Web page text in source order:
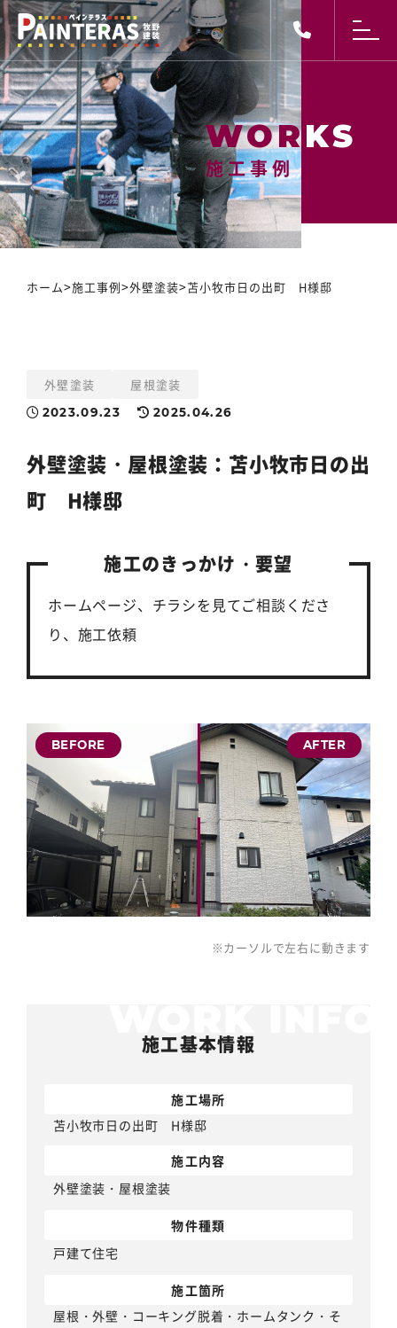
施工事例
施工事例
ホーム>施工事例>外壁塗装>苫小牧市日の出町 H様邸
外壁塗装 屋根塗装
2023.09.23 2025.04.26
外壁塗装 ・ 屋根塗装 ：苫小牧市日の出
町 H様邸
施工のきっかけ・要望
ホームページ、チラシを見てご相談くださ
り、施工依頼
※カーソルで左右に動きます
施工基本情報
施工場所
苫小牧市日の出町 H様邸
施工内容
外壁塗装 ・ 屋根塗装
物件種類
戸建て住宅
施工箇所
屋根・外壁・コーキング脱着・ホームタンク・そ